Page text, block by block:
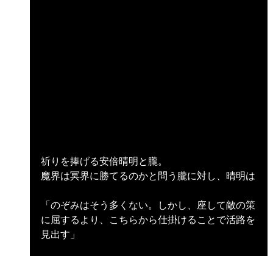
祈りを捧げる安倍晴明と朧。
魔界は冥界に勝てるのかと問う朧に対し、晴明は
「のぞみはそう多くない。しかし、座して敵の策
に屈するより、こちらから仕掛けることで活路を
見出す」